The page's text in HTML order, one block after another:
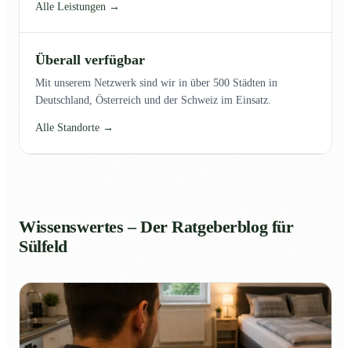
Alle Leistungen →
Überall verfügbar
Mit unserem Netzwerk sind wir in über 500 Städten in
Deutschland, Österreich und der Schweiz im Einsatz.
Alle Standorte →
Wissenswertes – Der Ratgeberblog für
Sülfeld